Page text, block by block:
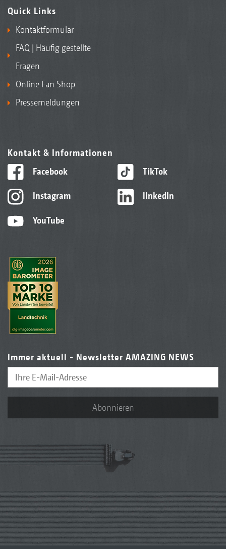
Polyurethan beschichtete Stützrolle
Die plattfreien Reifen sorgen für mehr
Einssatzsicherheit
Hubarmschutz
Quick Links
Kontaktformular
FAQ | Häufig gestellte
Fragen
Online Fan Shop
Pressemeldungen
Kontakt & Informationen
Facebook
Instagram
YouTube
TikTok
linkedIn
Immer aktuell - Newsletter AMAZING NEWS
Abonnieren